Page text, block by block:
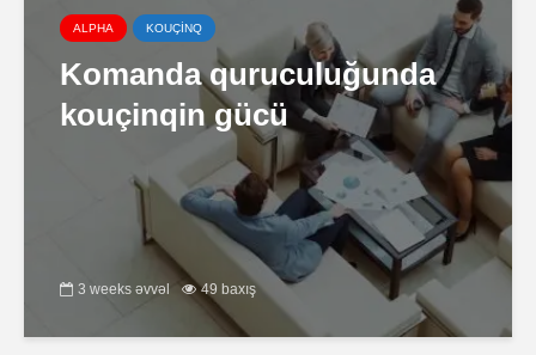
ALPHA KOUÇİNQ
Komanda quruculuğunda
kouçinqin gücü
3 weeks əvvəl 49 baxış